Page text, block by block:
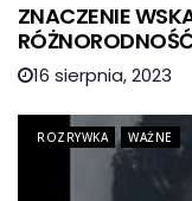
ZNACZENIE
16 sierpnia, 2023
ROZRYWKA WAŻNE